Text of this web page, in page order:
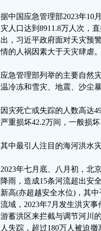
据中国应急管理部2023年10
灾人口达到8911.8万人次，
出，习近平政府面对天灾预
情的人祸因素大于天灾肆虐
应急管理部列举的主要自然
温冷冻和雪灾、地震、沙尘
因灾死亡或失踪的人数高达
严重损坏42.2万间，一般损
其中最引人注目的海河洪水
2023年七月底、八月初，北
降雨，造成15条河流超出安
新高(亦超越安全水位)，其
流域，2023年7月发生洪灾
游蓄洪区来拦截与调节河川
人失踪，超过180万人被迫